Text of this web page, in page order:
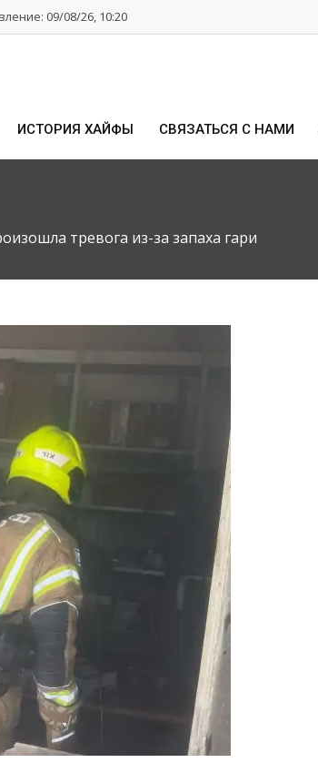
09/08/26, 10:20
ИСТОРИЯ ХАЙФЫ СВЯЗАТЬСЯ С НАМИ
тревога из-за запаха гари